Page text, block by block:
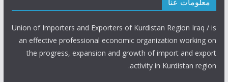
Union of Importers and Exporters of Kurdistan Region Iraq / is
an effective professional economic organization working on
the progress, expansion and growth of import and export
activity in Kurdistan region.